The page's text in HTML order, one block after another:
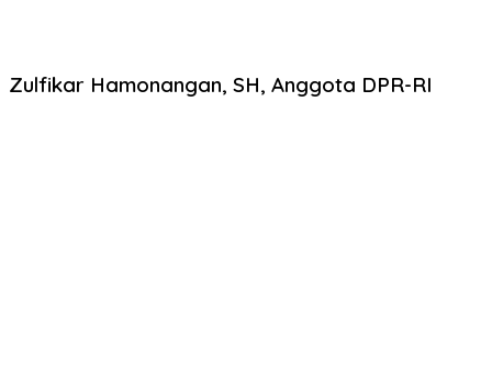
Zulfikar Hamonangan, SH, Anggota DPR-RI